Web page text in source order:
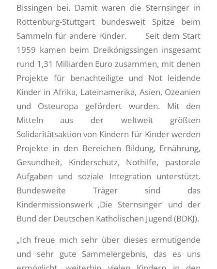
Bissingen bei. Damit waren die Sternsinger in
Rottenburg-Stuttgart bundesweit Spitze beim
Sammeln für andere Kinder. Seit dem Start
1959 kamen beim Dreikönigssingen insgesamt
rund 1,31 Milliarden Euro zusammen, mit denen
Projekte für benachteiligte und Not leidende
Kinder in Afrika, Lateinamerika, Asien, Ozeanien
und Osteuropa gefördert wurden. Mit den
Mitteln aus der weltweit größten
Solidaritätsaktion von Kindern für Kinder werden
Projekte in den Bereichen Bildung, Ernährung,
Gesundheit, Kinderschutz, Nothilfe, pastorale
Aufgaben und soziale Integration unterstützt.
Bundesweite Träger sind das
Kindermissionswerk ‚Die Sternsinger‘ und der
Bund der Deutschen Katholischen Jugend (BDKJ).
„Ich freue mich sehr über dieses ermutigende
und sehr gute Sammelergebnis, das es uns